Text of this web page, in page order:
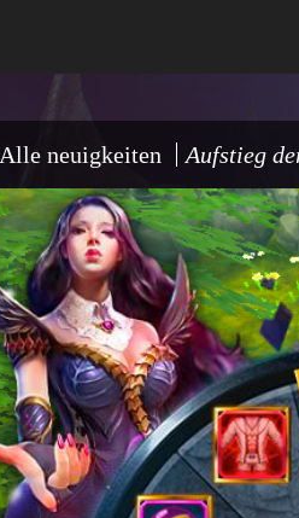
Alle neuigkeiten Aufstieg